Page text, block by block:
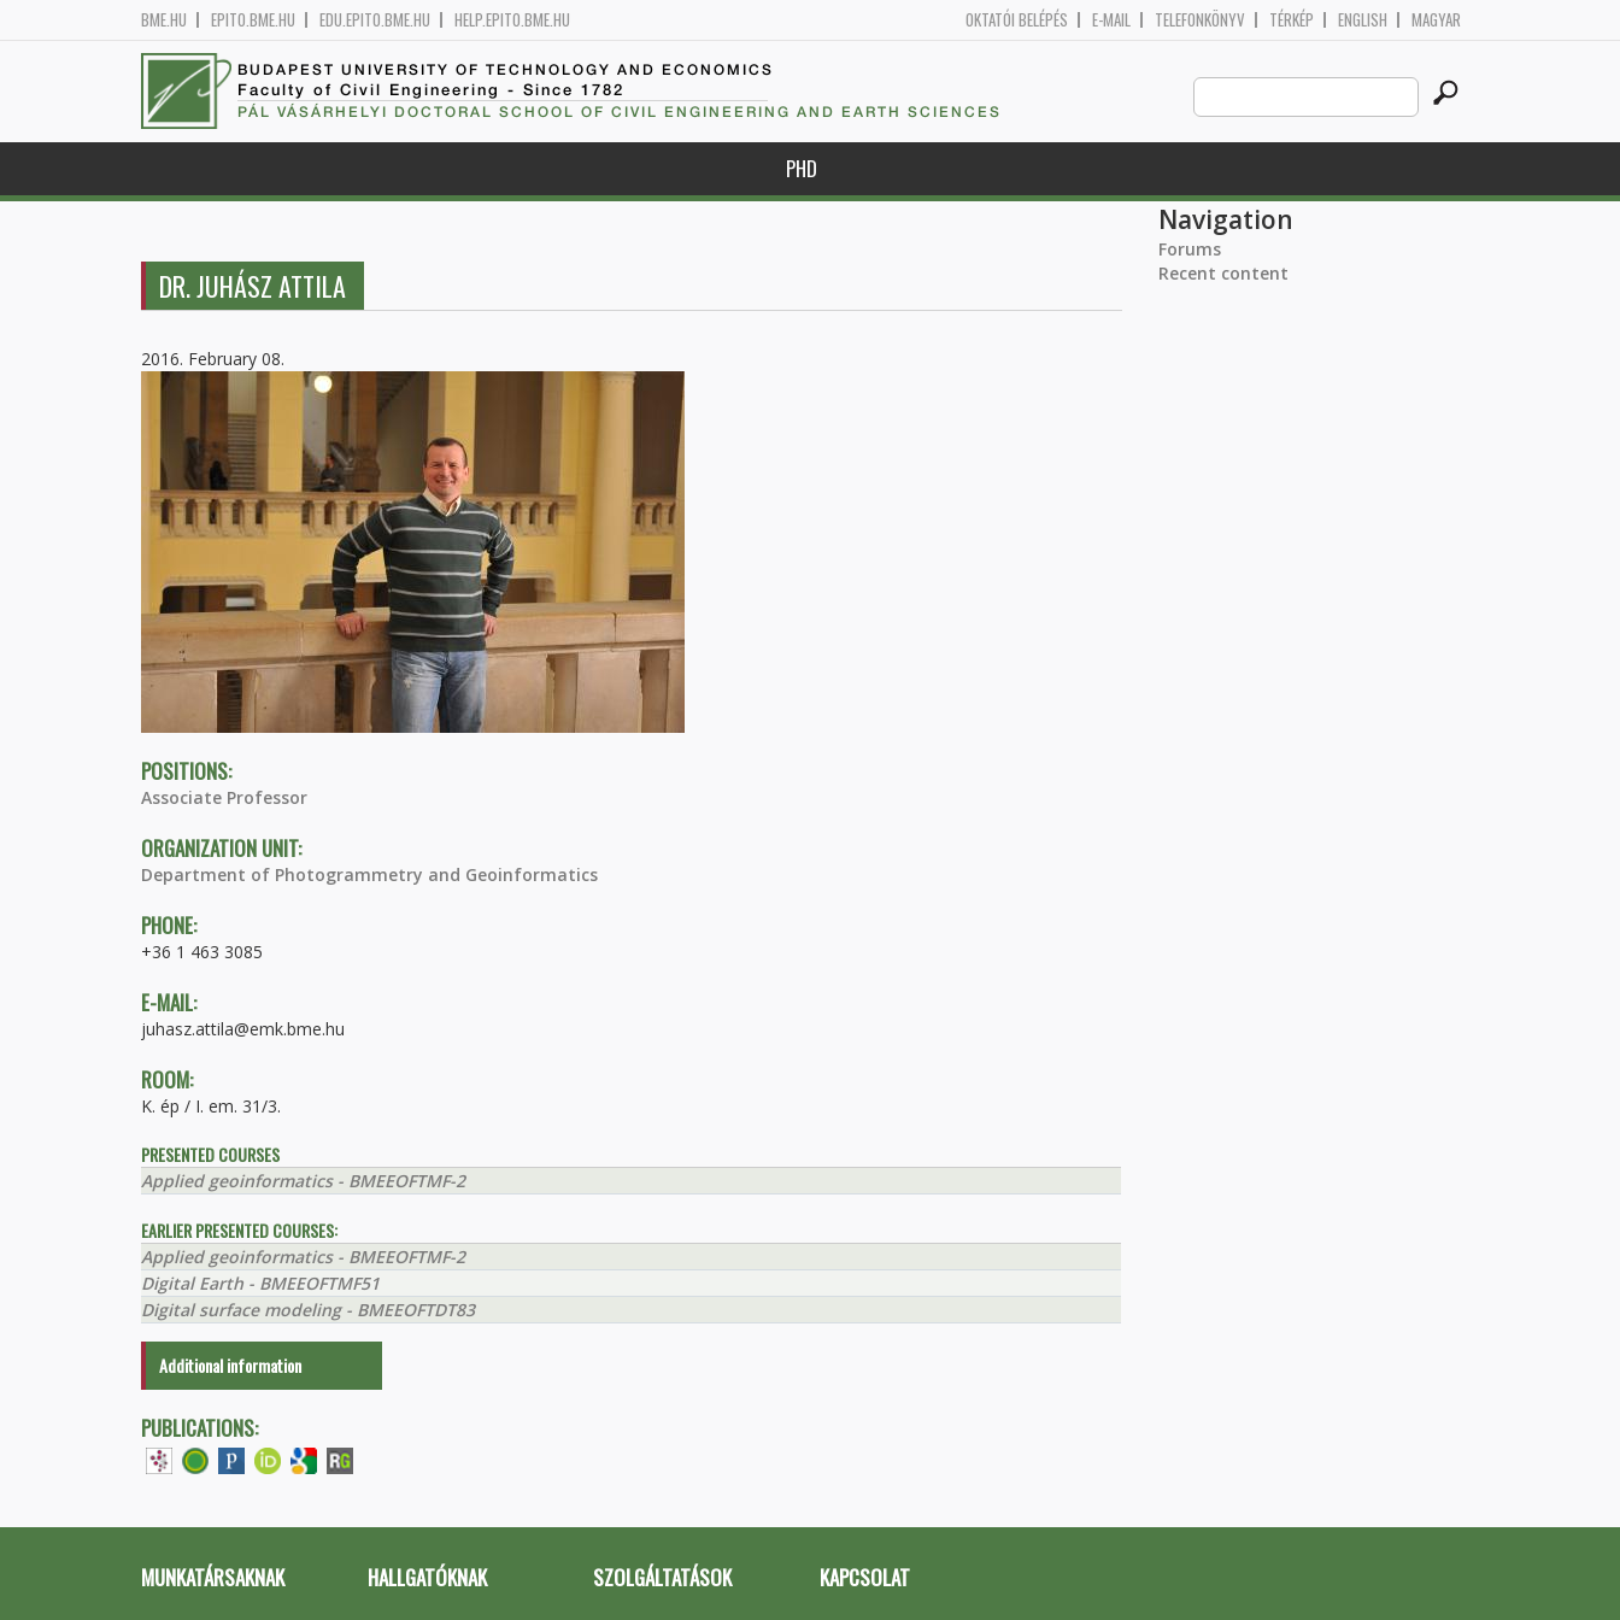
BME.HU EPITO.BME.HU EDU.EPITO.BME.HU HELP.EPITO.BME.HU OKTATÓI BELÉPÉS E-MAIL TELEFONKÖNYV TÉRKÉP ENGLISH MAGYAR
BUDAPEST UNIVERSITY OF TECHNOLOGY AND ECONOMICS
Faculty of Civil Engineering - Since 1782
PÁL VÁSÁRHELYI DOCTORAL SCHOOL OF CIVIL ENGINEERING AND EARTH SCIENCES
Search
this
site
PHD
DR. JUHÁSZ ATTILA
2016. February 08.
POSITIONS:
Associate Professor
ORGANIZATION UNIT:
Department of Photogrammetry and Geoinformatics
PHONE:
+36 1 463 3085
E-MAIL:
juhasz.attila@emk.bme.hu
ROOM:
K. ép / I. em. 31/3.
PRESENTED COURSES
Applied geoinformatics - BMEEOFTMF-2
EARLIER PRESENTED COURSES:
Applied geoinformatics - BMEEOFTMF-2
Digital Earth - BMEEOFTMF51
Digital surface modeling - BMEEOFTDT83
Additional information
PUBLICATIONS:
Navigation
Forums
Recent content
MUNKATÁRSAKNAK HALLGATÓKNAK SZOLGÁLTATÁSOK KAPCSOLAT